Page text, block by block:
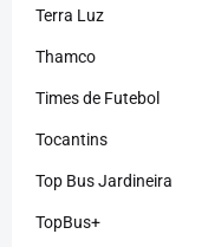
Terra Luz
Thamco
Times de Futebol
Tocantins
Top Bus Jardineira
TopBus+